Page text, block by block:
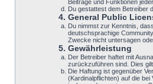
Beiträge und Funktionen
Du gestattest dem Betreiber
4. General Public
Du nimmst zur Kenntnis,
deutschsprachige
Zwecke nicht untersagen
5. Gewährleistung
Der Betreiber haftet mit
zurückzuführen sind. Dies
Die Haftung ist gegenüber
(Kardinalpflichten) auf die